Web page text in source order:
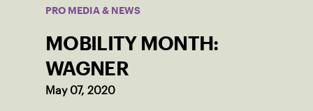
PRO MEDIA & NEWS
MOBILITY MONTH:
WAGNER
May 07, 2020